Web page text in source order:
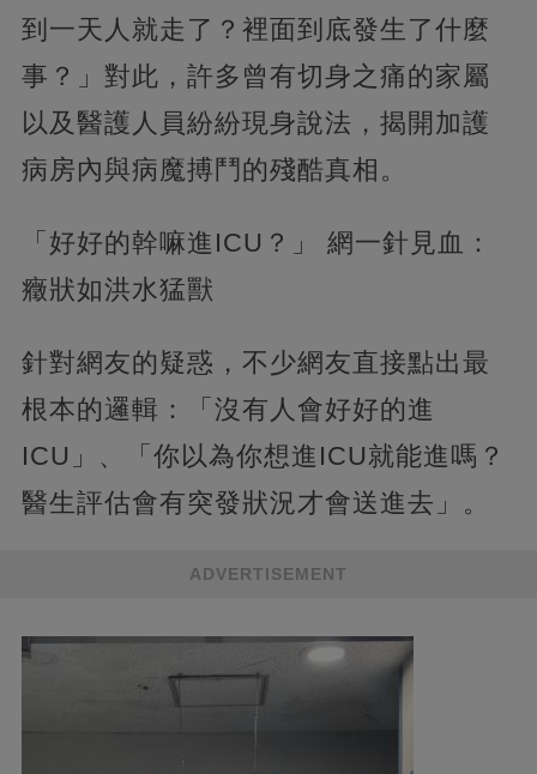
到一天人就走了？裡面到底發生了什麼
事？」對此，許多曾有切身之痛的家屬
以及醫護人員紛紛現身說法，揭開加護
病房內與病魔搏鬥的殘酷真相。
「好好的幹嘛進ICU？」 網一針見血：
癥狀如洪水猛獸
針對網友的疑惑，不少網友直接點出最
根本的邏輯：「沒有人會好好的進
ICU」、「你以為你想進ICU就能進嗎？
醫生評估會有突發狀況才會送進去」。
ADVERTISEMENT